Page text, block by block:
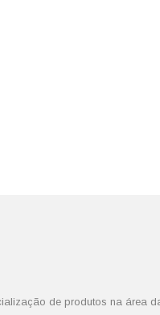
de produtos na área